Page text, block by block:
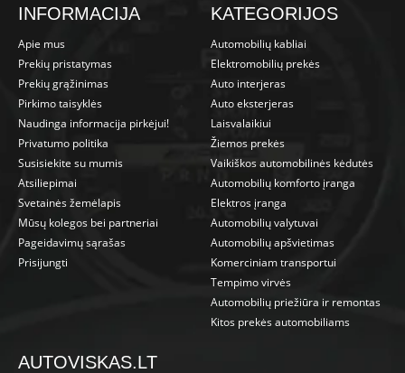
INFORMACIJA
Apie mus
Prekių pristatymas
Prekių grąžinimas
Pirkimo taisyklės
Naudinga informacija pirkėjui!
Privatumo politika
Susisiekite su mumis
Atsiliepimai
Svetainės žemėlapis
Mūsų kolegos bei partneriai
Pageidavimų sąrašas
Prisijungti
KATEGORIJOS
Automobilių kabliai
Elektromobilių prekės
Auto interjeras
Auto eksterjeras
Laisvalaikiui
Žiemos prekės
Vaikiškos automobilinės kėdutės
Automobilių komforto įranga
Elektros įranga
Automobilių valytuvai
Automobilių apšvietimas
Komerciniam transportui
Tempimo virvės
Automobilių priežiūra ir remontas
Kitos prekės automobiliams
AUTOVISKAS.LT